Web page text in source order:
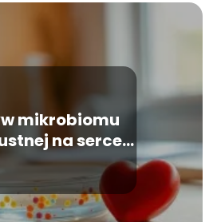
mikrobiomu
na serce:
wiedzieć?